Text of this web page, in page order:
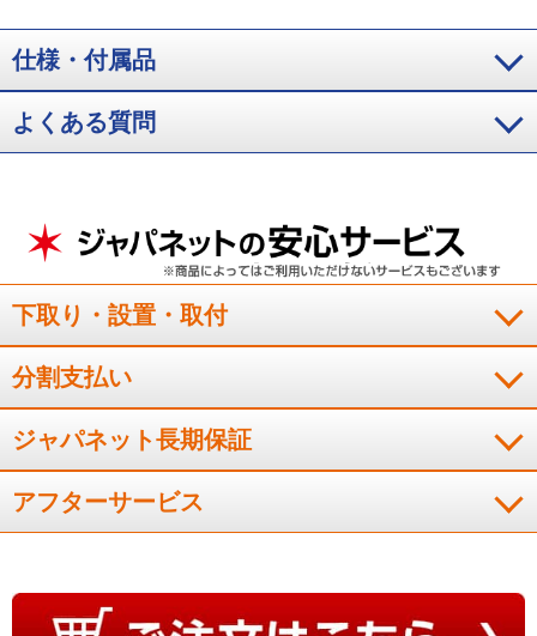
たと思います！
す。
商品により、同一シリーズをご購入された方の声を含みます。
仕様・付属品
よくある質問
下取り・設置・取付
分割支払い
ジャパネット長期保証
アフターサービス